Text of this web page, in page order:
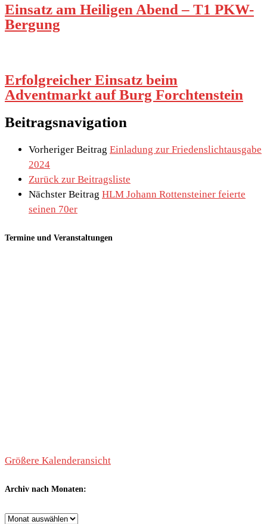
Einsatz am Heiligen Abend – T1 PKW-
Bergung
Erfolgreicher Einsatz beim
Adventmarkt auf Burg Forchtenstein
Beitragsnavigation
Vorheriger Beitrag Einladung zur Friedenslichtausgabe
2024
Zurück zur Beitragsliste
Nächster Beitrag HLM Johann Rottensteiner feierte
seinen 70er
Termine und Veranstaltungen
Größere Kalenderansicht
Archiv nach Monaten:
Archiv